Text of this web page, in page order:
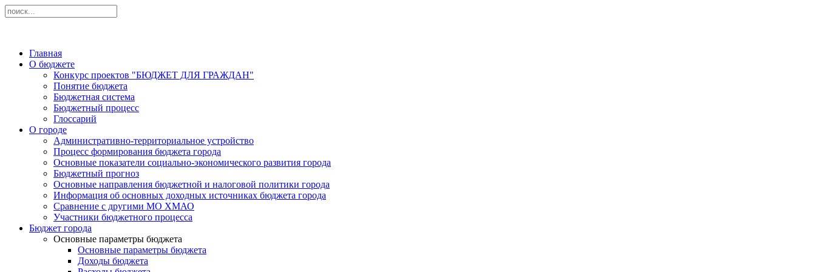
Главная
О бюджете
Конкурс проектов "БЮДЖЕТ ДЛЯ ГРАЖДАН"
Понятие бюджета
Бюджетная система
Бюджетный процесс
Глоссарий
О городе
Административно-территориальное устройство
Процесс формирования бюджета города
Основные показатели социально-экономического развития города
Бюджетный прогноз
Основные направления бюджетной и налоговой политики города
Информация об основных доходных источниках бюджета города
Сравнение с другими МО ХМАО
Участники бюджетного процесса
Бюджет города
Основные параметры бюджета
Основные параметры бюджета
Доходы бюджета